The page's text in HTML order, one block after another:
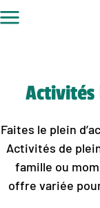
au
Faites le plein
Activités de
famille ou
offre variée